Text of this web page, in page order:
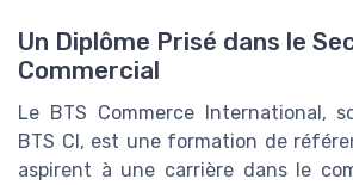
Un Diplôme Prisé dans le
Commercial
Le BTS Commerce International,
BTS CI, est une formation de
aspirent à une carrière dans le